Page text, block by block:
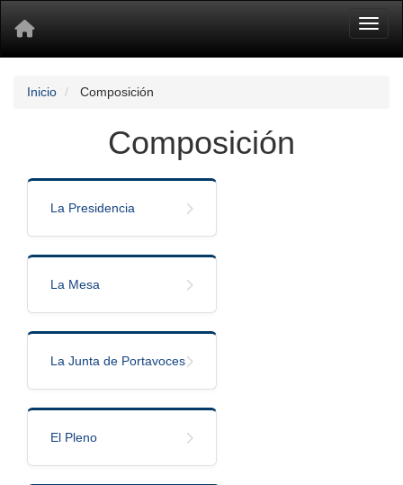
Inicio Composición
Composición
La Presidencia
La Mesa
La Junta de Portavoces
El Pleno